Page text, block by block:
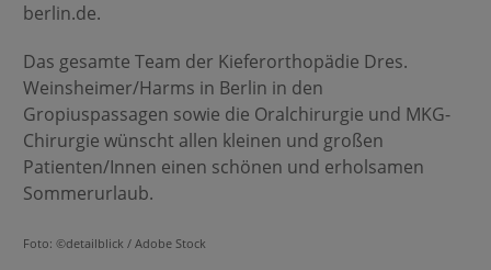
berlin.de.
Das gesamte Team der Kieferorthopädie Dres.
Weinsheimer/Harms in Berlin in den
Gropiuspassagen sowie die Oralchirurgie und MKG-
Chirurgie wünscht allen kleinen und großen
Patienten/Innen einen schönen und erholsamen
Sommerurlaub.
Foto: ©detailblick / Adobe Stock